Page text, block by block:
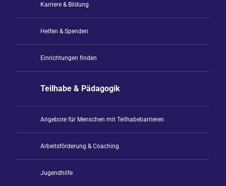
Karriere & Bildung
Helfen & Spenden
Einrichtungen finden
Teilhabe & Pädagogik
Angebote für Menschen mit Teilhabebarrieren
Arbeitsförderung & Coaching
Jugendhilfe